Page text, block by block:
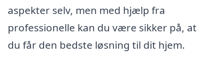
aspekter selv, men med hjælp fra
professionelle kan du være sikker på, at
du får den bedste løsning til dit hjem.